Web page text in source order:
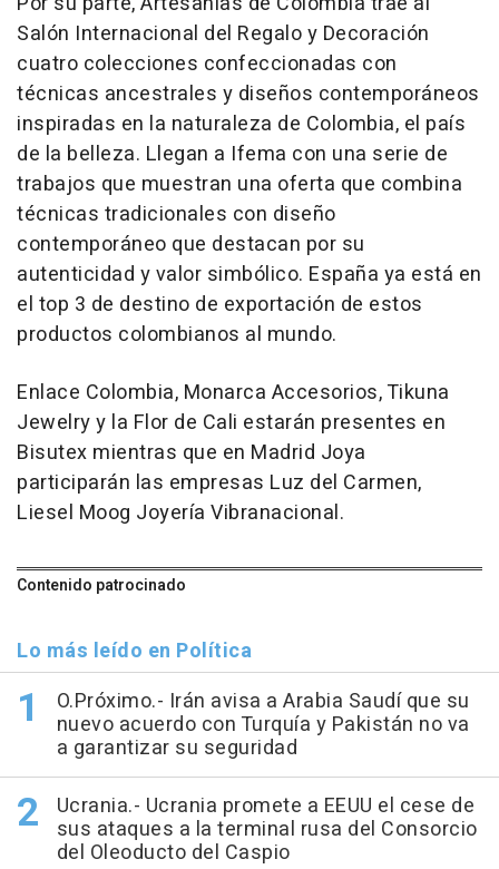
Salón Internacional del Regalo y Decoración
cuatro colecciones confeccionadas con
técnicas ancestrales y diseños contemporáneos
inspiradas en la naturaleza de Colombia, el país
de la belleza. Llegan a Ifema con una serie de
trabajos que muestran una oferta que combina
técnicas tradicionales con diseño
contemporáneo que destacan por su
autenticidad y valor simbólico. España ya está en
el top 3 de destino de exportación de estos
productos colombianos al mundo.
Enlace Colombia, Monarca Accesorios, Tikuna
Jewelry y la Flor de Cali estarán presentes en
Bisutex mientras que en Madrid Joya
participarán las empresas Luz del Carmen,
Liesel Moog Joyería Vibranacional.
Contenido patrocinado
Lo más leído en Política
O.Próximo.- Irán avisa a Arabia Saudí que su
nuevo acuerdo con Turquía y Pakistán no va
a garantizar su seguridad
Ucrania.- Ucrania promete a EEUU el cese de
sus ataques a la terminal rusa del Consorcio
del Oleoducto del Caspio